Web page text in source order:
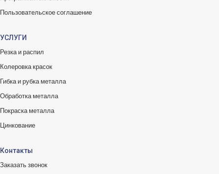
Пользовательское соглашение
УСЛУГИ
Резка и распил
Колеровка красок
Гибка и рубка металла
Обработка металла
Покраска металла
Цинкование
Контакты
Заказать звонок